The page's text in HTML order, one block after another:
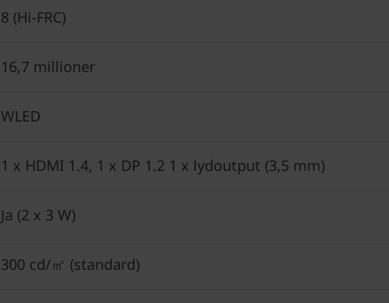
8 (Hi-FRC)
16,7 millioner
WLED
1 x HDMI 1.4, 1 x DP 1.2 1 x lydoutput (3,5 mm)
Ja (2 x 3 W)
300 cd/㎡ (standard)